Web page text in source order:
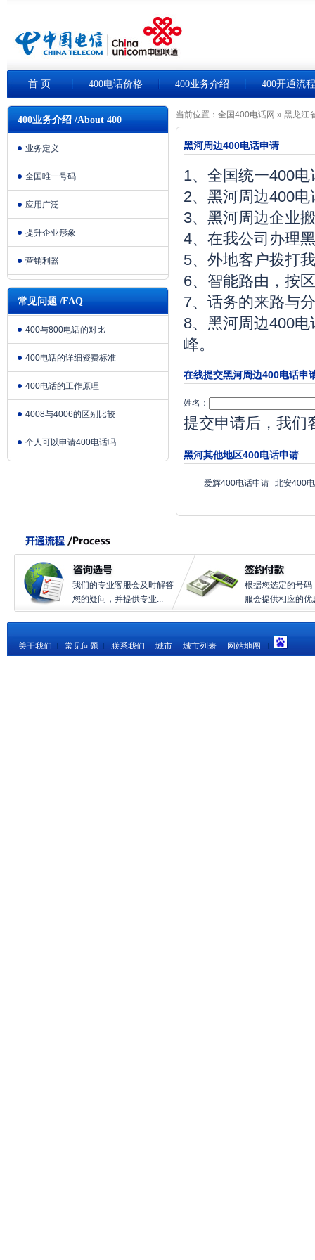
首 页 400电话价格 400业务介绍 400开通流程
400业务介绍 /About 400
业务定义
全国唯一号码
应用广泛
提升企业形象
营销利器
常见问题 /FAQ
400与800电话的对比
400电话的详细资费标准
400电话的工作原理
4008与4006的区别比较
个人可以申请400电话吗
当前位置： 全国400电话网 » 黑龙江
黑河周边400电话申请
1、全国统一400
2、黑河周边400
3、黑河周边企业
4、在我公司办理
5、外地客户拨打
6、智能路由，按
7、话务的来路与
8、黑河周边400
峰。
在线提交黑河周边400电话申
姓名：
提交申请后，我们
黑河其他地区400电话申请
爱辉400电话申请 北安400
我们的专业客服会及时解答
您的疑问，并提供专业...
根据您选定的号码
服会提供相应的优
关于我们 常见问题 联系我们 城市 城市列表 网站地图